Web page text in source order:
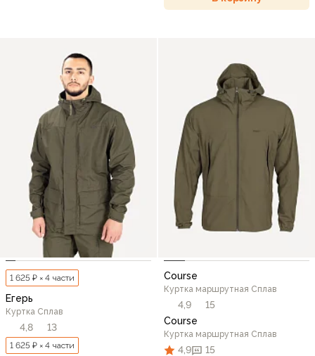
1 625 ₽ × 4 части
Егерь
Куртка Сплав
4,8 13
1 625 ₽ × 4 части
Course
Куртка маршрутная Сплав
4,9
15
Course
Куртка маршрутная Сплав
4,9 15